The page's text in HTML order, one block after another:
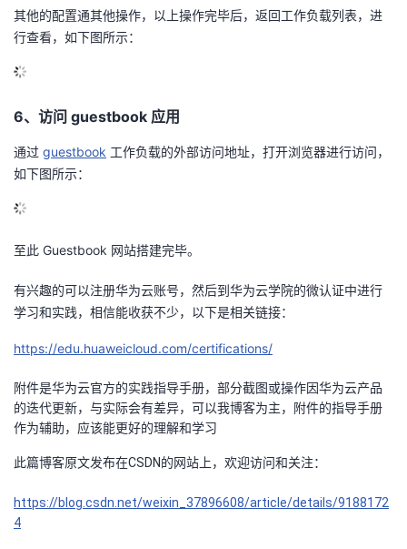
其他的配置通其他操作，以上操作完毕后，返回工作负载列表，进
行查看，如下图所示：
6、访问 guestbook 应用
通过 guestbook 工作负载的外部访问地址，打开浏览器进行访问，
如下图所示：
至此 Guestbook 网站搭建完毕。
有兴趣的可以注册华为云账号，然后到华为云学院的微认证中进行
学习和实践，相信能收获不少，以下是相关链接：
https://edu.huaweicloud.com/certifications/
附件是华为云官方的实践指导手册，部分截图或操作因华为云产品
的迭代更新，与实际会有差异，可以我博客为主，附件的指导手册
作为辅助，应该能更好的理解和学习
此篇博客原文发布在CSDN的网站上，欢迎访问和关注：
https://blog.csdn.net/weixin_37896608/article/details/9188172
4